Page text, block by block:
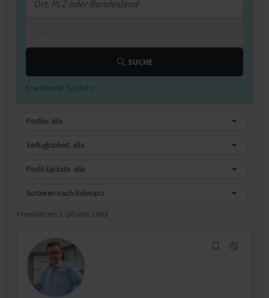
SUCHE
Erweiterte Suche
Profile: alle
Verfügbarkeit: alle
Profil-Update: alle
Sortieren nach Relevanz
Freelancer: 1-20 von 1863